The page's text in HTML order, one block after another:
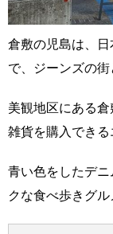
倉敷の児島は、
で、ジーンズの街
美観地区にある
雑貨を購入できる
青い色をしたデ
クな食べ歩きグル